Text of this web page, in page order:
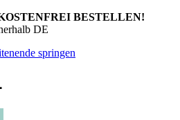
BESTELLEN!
DE
springen